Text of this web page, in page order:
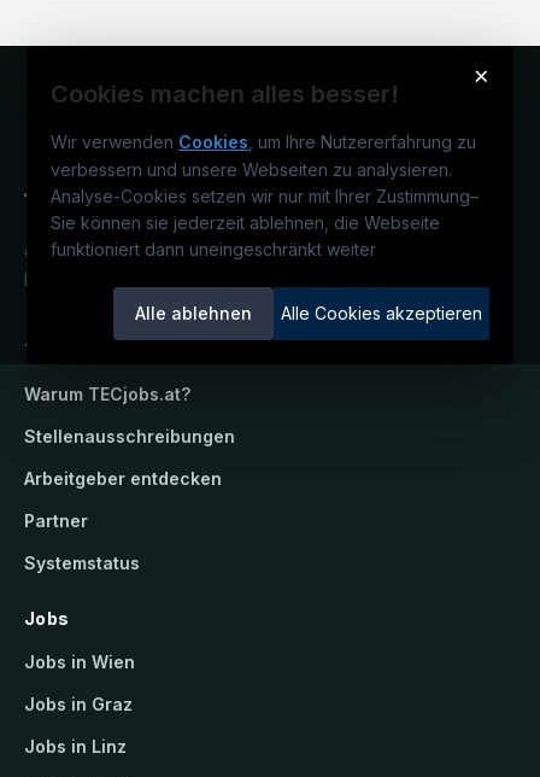
×
Cookies machen alles besser!
Wir verwenden Cookies, um Ihre Nutzererfahrung zu
verbessern und unsere Webseiten zu analysieren.
Analyse-Cookies setzen wir nur mit Ihrer Zustimmung–
Sie können sie jederzeit ablehnen, die Webseite
funktioniert dann uneingeschränkt weiter
Alle ablehnen Alle Cookies akzeptieren
Österreichs technisches Karriereportal.
Ein Service der candidatis GmbH.
TECjobs.at
Warum TECjobs.at?
Stellenausschreibungen
Arbeitgeber entdecken
Partner
Systemstatus
Jobs
Jobs in Wien
Jobs in Graz
Jobs in Linz